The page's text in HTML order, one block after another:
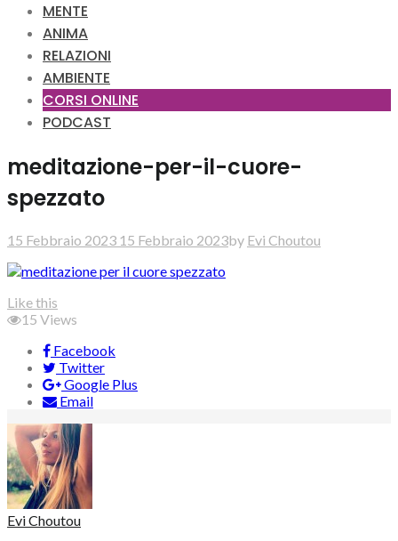
MENTE
ANIMA
RELAZIONI
AMBIENTE
CORSI ONLINE
PODCAST
meditazione-per-il-cuore-
spezzato
15 Febbraio 2023 15 Febbraio 2023by Evi Choutou
Like this
15 Views
Facebook
Twitter
Google Plus
Email
Evi Choutou